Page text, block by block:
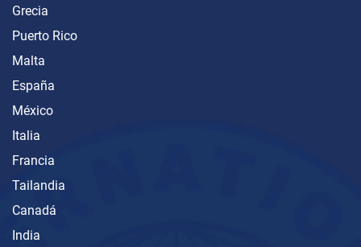
Grecia
Puerto Rico
Malta
España
México
Italia
Francia
Tailandia
Canadá
India